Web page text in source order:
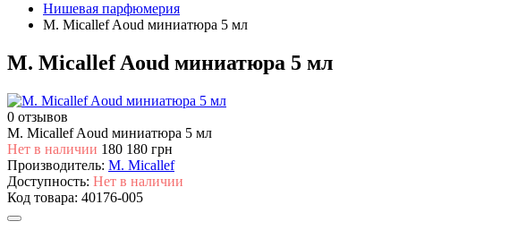
Нишевая парфюмерия
M. Micallef Aoud миниатюра 5 мл
M. Micallef Aoud миниатюра 5 мл
0 отзывов
M. Micallef Aoud миниатюра 5 мл
Нет в наличии 180 180 грн
Производитель: M. Micallef
Доступность: Нет в наличии
Код товара: 40176-005